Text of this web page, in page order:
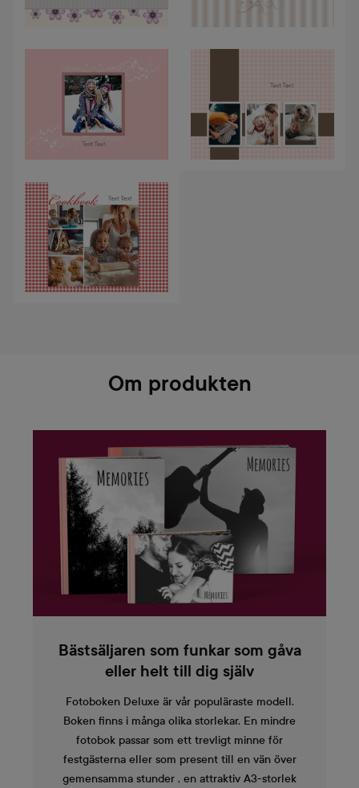
Om produkten
Bästsäljaren som funkar som gåva
eller helt till dig själv
Fotoboken Deluxe är vår populäraste modell.
Boken finns i många olika storlekar. En mindre
fotobok passar som ett trevligt minne för
festgästerna eller som present till en vän över
gemensamma stunder , en attraktiv A3-storlek